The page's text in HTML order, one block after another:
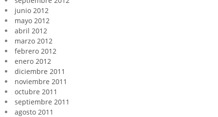
junio 2012
mayo 2012
abril 2012
marzo 2012
febrero 2012
enero 2012
diciembre 2011
noviembre 2011
octubre 2011
septiembre 2011
agosto 2011